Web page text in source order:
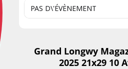
PAS D\'ÉVÈNEMENT
Grand Longwy
2025 21x29 10